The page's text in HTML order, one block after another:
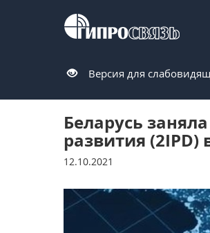
Версия для
Беларусь
развития (2IPD)
12.10.2021